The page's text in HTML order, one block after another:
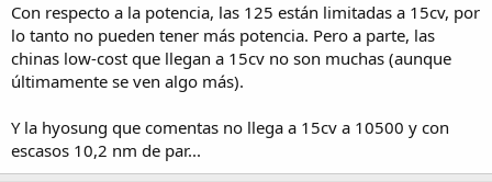
Con respecto a la potencia, las 125 están limitadas a 15cv, por
lo tanto no pueden tener más potencia. Pero a parte, las
chinas low-cost que llegan a 15cv no son muchas (aunque
últimamente se ven algo más).
Y la hyosung que comentas no llega a 15cv a 10500 y con
escasos 10,2 nm de par...